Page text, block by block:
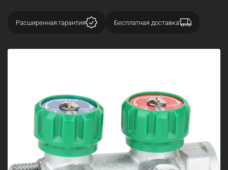
Расширенная гарантия Бесплатная доставка